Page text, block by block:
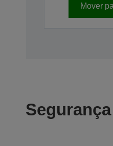
Mover